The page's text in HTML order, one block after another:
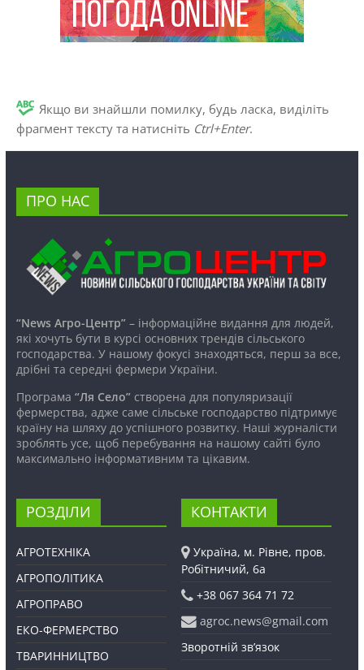
Якщо ви знайшли помилку, будь ласка, виділіть
фрагмент тексту та натисніть Ctrl+Enter.
ПРО НАС
“News Агро-Центр”– інформаційне видання для людей,
які хочуть бути в курсі основних трендів сільського
господарства. У нашому фокусі знаходяться, перш за все,
дрібні та середні фермери України.
Програма “Ля Село”створена для популяризації
фермерства, адже саме сільське господарство підтримує
країну на шляху до успішного розвитку. Наші журналісти
зроблять усе, щоб перебування на нашому сайті було
максимально інформативним та цікавим.
РОЗДІЛИ
АГРОТЕХНІКА
АГРОПОЛІТИКА
АГРОПРАВО
ЕКО-ФЕРМЕРСТВО
ТВАРИННИЦТВО
КОНТАКТИ
Україна, м. Рівне, пров.
Робітничий, 6а
+38 067 364 71 72
agroc.news@gmail.com
Зворотній зв’язок